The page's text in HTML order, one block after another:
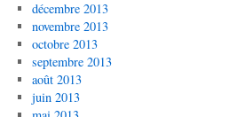
décembre 2013
novembre 2013
octobre 2013
septembre 2013
août 2013
juin 2013